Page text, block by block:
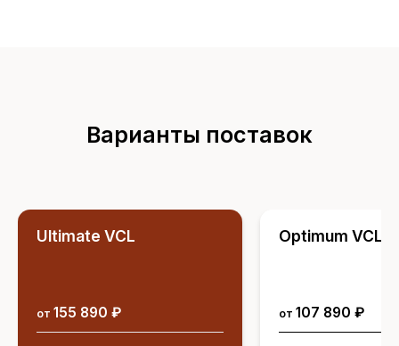
Варианты поставок
Ultimate VCL
от 155 890 ₽
Optimum VCL
от 107 890 ₽